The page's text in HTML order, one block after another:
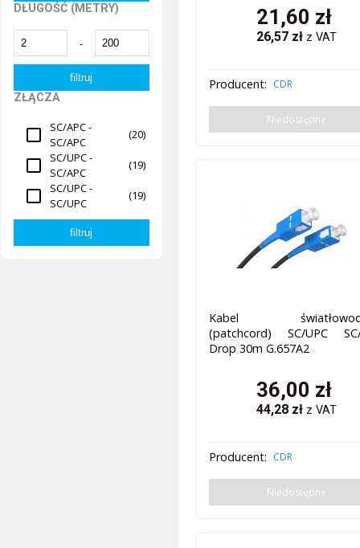
DŁUGOŚĆ (METRY)
-
ZŁĄCZA
SC/APC -
SC/APC
(20)
SC/UPC -
SC/APC
(19)
SC/UPC -
SC/UPC
(19)
21,60 zł
26,57 zł z VAT
Producent: CDR
Niedostępne
Kabel
(patchcord) SC/UPC SC/
Drop 30m G.657A2
36,00 zł
44,28 zł z VAT
Producent: CDR
Niedostępne